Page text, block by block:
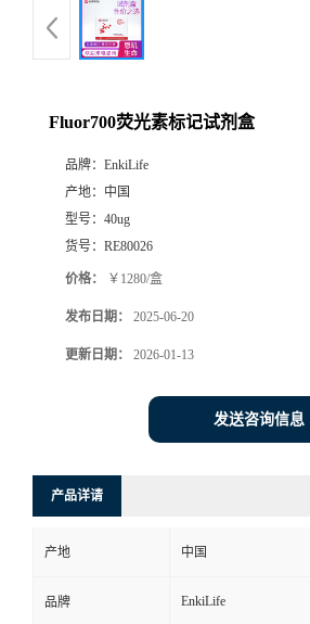
Fluor700荧光素标记试剂盒
品牌： EnkiLife
产地： 中国
型号： 40ug
货号： RE80026
价格： ￥1280/盒
发布日期： 2025-06-20
更新日期： 2026-01-13
发送咨询信息
产品详请
产地 中国
品牌 EnkiLife